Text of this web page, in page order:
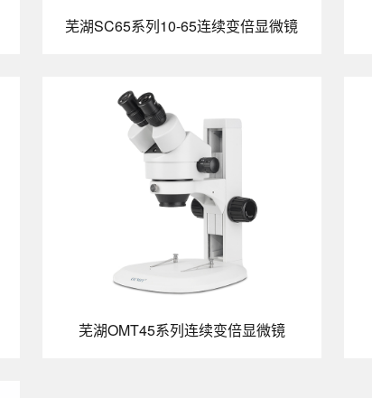
芜湖SC65系列10-65连续变倍显微镜
芜湖OMT45系列连续变倍显微镜